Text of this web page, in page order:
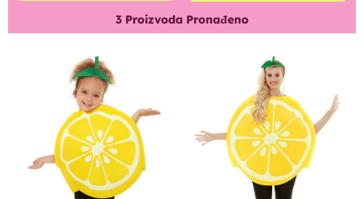
3 Proizvoda Pronađeno